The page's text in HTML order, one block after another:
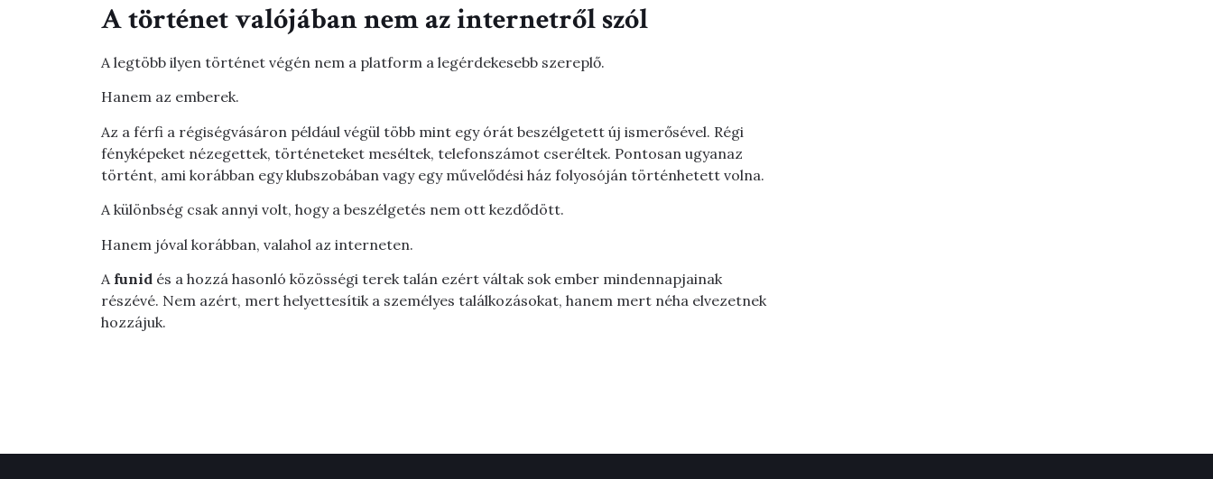
A történet valójában nem az internetről szól
A legtöbb ilyen történet végén nem a platform a legérdekesebb szereplő.
Hanem az emberek.
Az a férfi a régiségvásáron például végül több mint egy órát beszélgetett új ismerősével. Régi
fényképeket nézegettek, történeteket meséltek, telefonszámot cseréltek. Pontosan ugyanaz
történt, ami korábban egy klubszobában vagy egy művelődési ház folyosóján történhetett volna.
A különbség csak annyi volt, hogy a beszélgetés nem ott kezdődött.
Hanem jóval korábban, valahol az interneten.
A funid és a hozzá hasonló közösségi terek talán ezért váltak sok ember mindennapjainak
részévé. Nem azért, mert helyettesítik a személyes találkozásokat, hanem mert néha elvezetnek
hozzájuk.